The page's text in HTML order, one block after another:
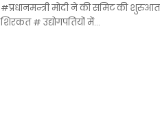
#प्रधानमन्त्री मोदी ने की समिट की
शिरकत # उद्योगपतियों में…